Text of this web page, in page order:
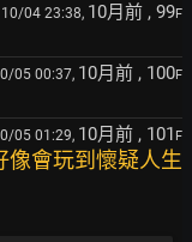
10/04 23:38, 10月前 , 99F
05 00:37, 10月前 , 100F
05 01:29, 10月前 , 101 F
像會玩到懷疑人生